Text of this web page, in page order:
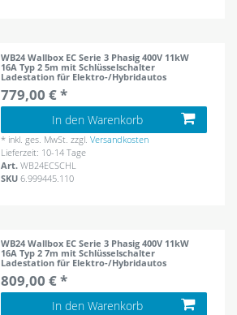
WB24 Wallbox EC Serie 3 Phasig 400V 11kW
16A Typ 2 5m mit Schlüsselschalter
Ladestation für Elektro-/Hybridautos
779,00 € *
In den Warenkorb
* inkl. ges. MwSt. zzgl.Versandkosten
Lieferzeit: 10-14 Tage
Art.WB24ECSCHL
SKU6.999445.110
WB24 Wallbox EC Serie 3 Phasig 400V 11kW
16A Typ 2 7m mit Schlüsselschalter
Ladestation für Elektro-/Hybridautos
809,00 € *
In den Warenkorb